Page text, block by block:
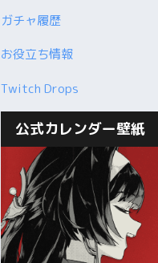
ガチャ履歴
お役立ち情報
Twitch Drops
公式カレンダー壁紙